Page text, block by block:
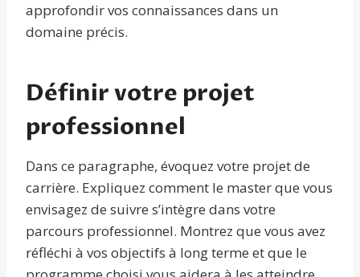
approfondir vos connaissances dans un
domaine précis.
Définir votre projet
professionnel
Dans ce paragraphe, évoquez votre projet de
carrière. Expliquez comment le master que vous
envisagez de suivre s’intègre dans votre
parcours professionnel. Montrez que vous avez
réfléchi à vos objectifs à long terme et que le